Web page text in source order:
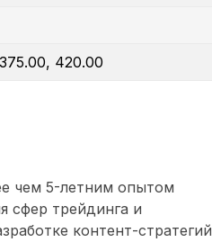
420.00
чем 5-летним опытом
сфер трейдинга и
контент-стратегий